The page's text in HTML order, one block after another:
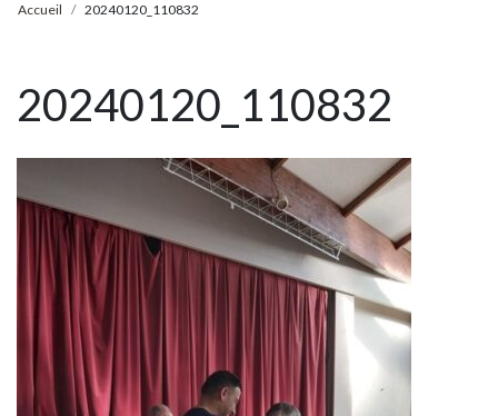
Accueil 20240120_110832
20240120_110832